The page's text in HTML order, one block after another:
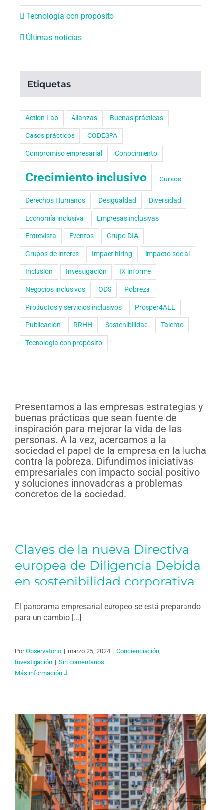
Presentamos a las empresas estrategias y
buenas prácticas que sean fuente de
inspiración para mejorar la vida de las
personas. A la vez, acercamos a la
sociedad el papel de la empresa en la lucha
contra la pobreza. Difundimos iniciativas
empresariales con impacto social positivo
y soluciones innovadoras a problemas
concretos de la sociedad.
Claves de la nueva Directiva
europea de Diligencia Debida
en sostenibilidad corporativa
El panorama empresarial europeo se está preparando
para un cambio [...]
PorObservatorio | marzo 25, 2024 | Concienciación
Investigación | Sin comentarios
Más información
Tecnología con propósito
Últimas noticias
Etiquetas
Action Lab Alianzas Buenas prácticas
Casos prácticos CODESPA
Compromiso empresarial Conocimiento
Crecimiento inclusivo Cursos
Derechos Humanos Desigualdad Diversidad
Economía inclusiva Empresas inclusivas
Entrevista Eventos Grupo DIA
Grupos de interés Impact hiring Impacto social
Inclusión Investigación IX informe
Negocios inclusivos ODS Pobreza
Productos y servicios inclusivos Prosper4ALL
Publicación RRHH Sostenibilidad Talento
Tecnología con propósito